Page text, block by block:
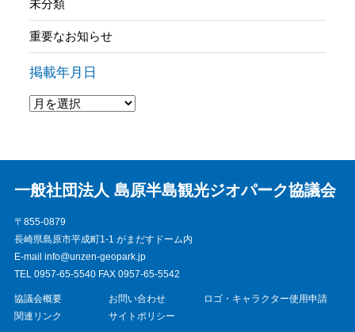
未分類
重要なお知らせ
掲載年月日
協議会概要 お問い合わせ
ロゴ・キャラクター使用申請
関連リンク
サイトポリシー
一般社団法人 島原半島観光ジオパーク協議会
〒855-0879
長崎県島原市平成町1-1 がまだすドーム内
E-mail info@unzen-geopark.jp
TEL 0957-65-5540 FAX 0957-65-5542